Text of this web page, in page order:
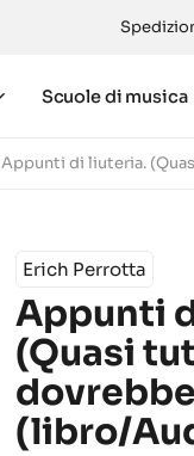
Scuole di musica
Appunti di liuteria.
Erich Perrotta
Appunti
(Quasi
(libro/